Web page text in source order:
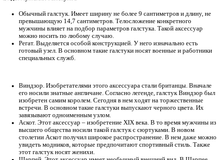
Содержание
Виды мужских галстуков
Как правильно выбрать галстук?
Обычный галстук. Имеет ширину не более 9
превышающую 14,7 сантиметров. Телосложение
мужчины влияет на подбор параметров галстука. Такой
можно носить по любому случаю.
Регат. Выделяется особой конструкцией. У него
готовый узел. В основном такие галстуки носят
специальных служб.